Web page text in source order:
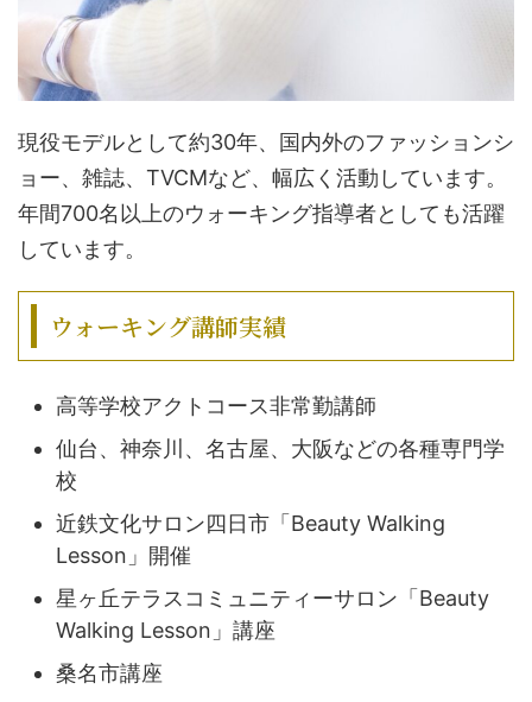
現役モデルとして約30年、国内外のファッションシ
ョー、雑誌、TVCMなど、幅広く活動しています。
年間700名以上のウォーキング指導者としても活躍
しています。
ウォーキング講師実績
高等学校アクトコース非常勤講師
仙台、神奈川、名古屋、大阪などの各種専門学
校
近鉄文化サロン四日市「Beauty Walking
Lesson」開催
星ヶ丘テラスコミュニティーサロン「Beauty
Walking Lesson」講座
桑名市講座